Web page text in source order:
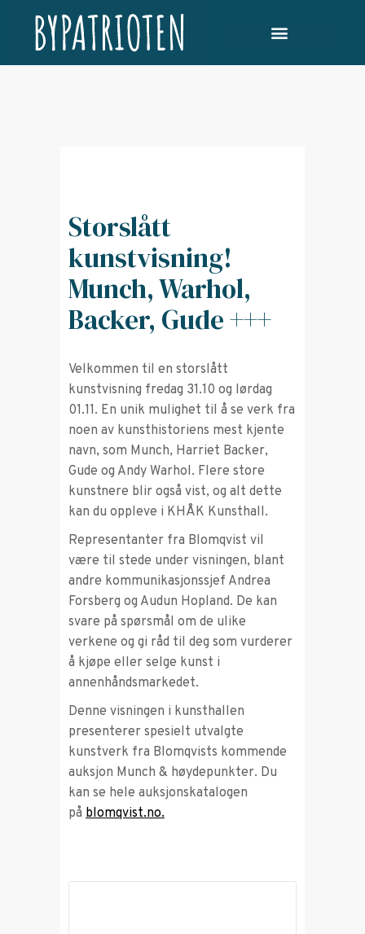
Storslått
kunstvisning!
Munch, Warhol,
Backer, Gude +++
Velkommen til en storslått
kunstvisning fredag 31.10 og lørdag
01.11. En unik mulighet til å se verk fra
noen av kunsthistoriens mest kjente
navn, som Munch, Harriet Backer,
Gude og Andy Warhol. Flere store
kunstnere blir også vist, og alt dette
kan du oppleve i KHÅK Kunsthall.
Representanter fra Blomqvist vil
være til stede under visningen, blant
andre kommunikasjonssjef Andrea
Forsberg og Audun Hopland. De kan
svare på spørsmål om de ulike
verkene og gi råd til deg som vurderer
å kjøpe eller selge kunst i
annenhåndsmarkedet.
Denne visningen i kunsthallen
presenterer spesielt utvalgte
kunstverk fra Blomqvists kommende
auksjon Munch & høydepunkter. Du
kan se hele auksjonskatalogen
på blomqvist.no.